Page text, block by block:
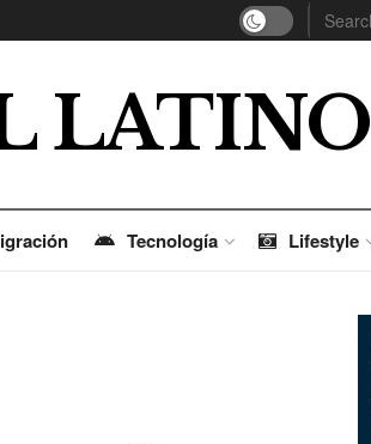
LATINO
Tecnología Lifestyle